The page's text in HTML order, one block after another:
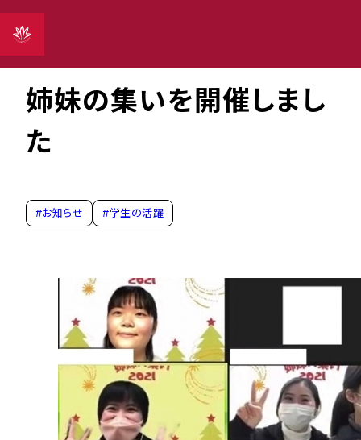
2021年12月27日
姉妹の集いを開催しまし
た
#お知らせ #学生の活躍